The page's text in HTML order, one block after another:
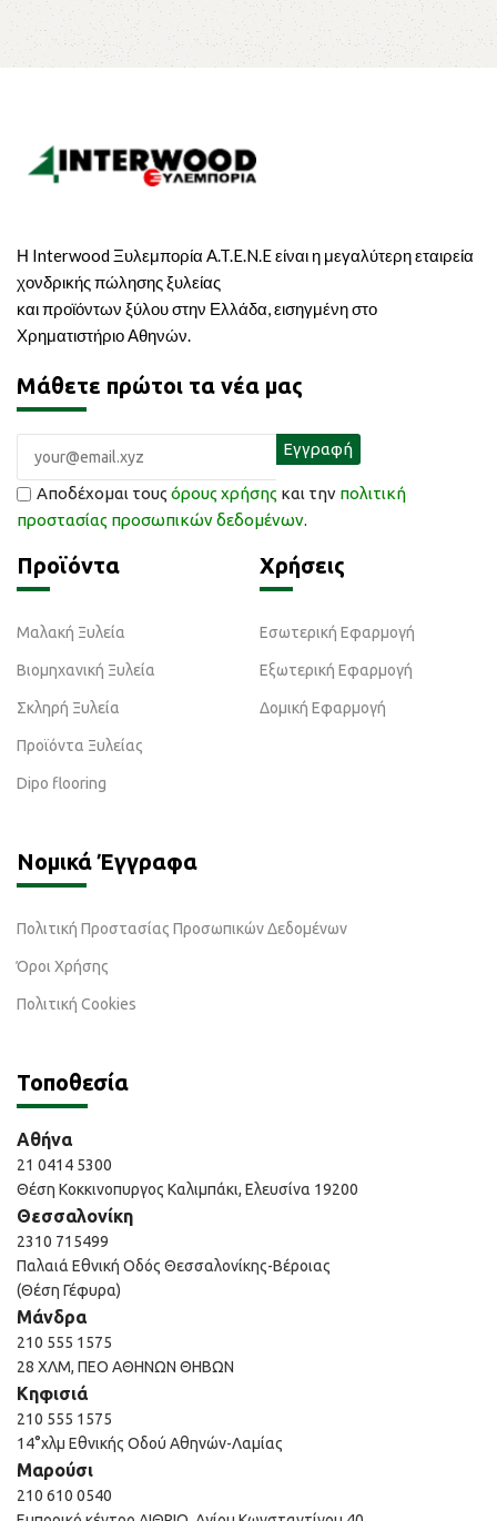
Η Interwood Ξυλεμπορία A.T.E.N.E είναι η μεγαλύτερη εταιρεία
χονδρικής πώλησης ξυλείας
και προϊόντων ξύλου στην Ελλάδα, εισηγμένη στο
Χρηματιστήριο Αθηνών.
Μάθετε πρώτοι τα νέα μας
Αποδέχομαι τους όρους χρήσης και την πολιτική
προστασίας προσωπικών δεδομένων.
Προϊόντα
Μαλακή Ξυλεία
Βιομηχανική Ξυλεία
Σκληρή Ξυλεία
Προϊόντα Ξυλείας
Dipo flooring
Χρήσεις
Εσωτερική Εφαρμογή
Εξωτερική Εφαρμογή
Δομική Εφαρμογή
Νομικά Έγγραφα
Πολιτική Προστασίας Προσωπικών Δεδομένων
Όροι Χρήσης
Πολιτική Cookies
Τοποθεσία
Αθήνα
21 0414 5300
Θέση Κοκκινοπυργος Καλιμπάκι, Ελευσίνα 19200
Θεσσαλονίκη
2310 715499
Παλαιά Εθνική Οδός Θεσσαλονίκης-Βέροιας
(Θέση Γέφυρα)
Μάνδρα
210 555 1575
28 ΧΛΜ, ΠΕΟ ΑΘΗΝΩΝ ΘΗΒΩΝ
Κηφισιά
210 555 1575
14°χλμ Εθνικής Οδού Αθηνών-Λαμίας
Μαρούσι
210 610 0540